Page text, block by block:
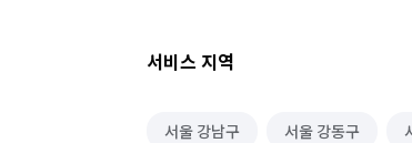
서비스 지역
서울 강남구 서울 강동구